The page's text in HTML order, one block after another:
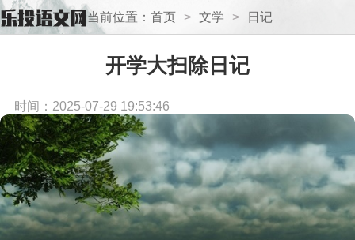
当前位置： 首页 > 文学 > 日记
开学大扫除日记
时间：2025-07-29 19:53:46